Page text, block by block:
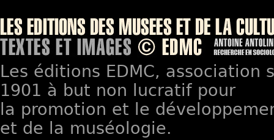
Les éditions EDMC, association
1901 à but non lucratif pour
la promotion et le
et de la muséologie.